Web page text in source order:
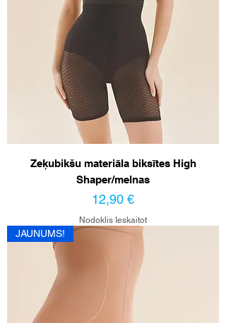
Zeķubikšu materiāla biksītes High
Shaper/melnas
Cena
12,90 €
Nodoklis Ieskaitot
JAUNUMS!